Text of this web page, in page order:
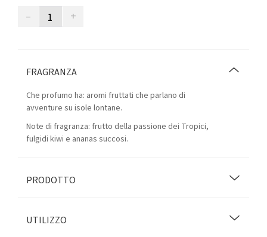
– +
FRAGRANZA
Che profumo ha: aromi fruttati che parlano di
avventure su isole lontane.
Note di fragranza: frutto della passione dei Tropici,
fulgidi kiwi e ananas succosi.
PRODOTTO
UTILIZZO